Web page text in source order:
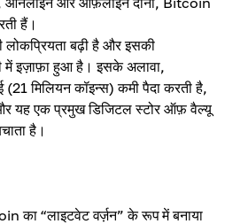
हैं।
लोकप्रियता बढ़ी है और इसकी
में इज़ाफ़ा हुआ है। इसके अलावा,
मिलियन कॉइन्स) कमी पैदा करती है,
यह एक प्रमुख डिजिटल स्टोर ऑफ़ वैल्यू
है।
का “लाइटवेट वर्ज़न” के रूप में बनाया